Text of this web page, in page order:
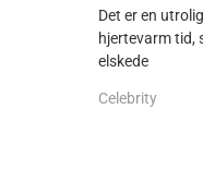
Det er en
hjertevarm tid,
elskede
Celebrity